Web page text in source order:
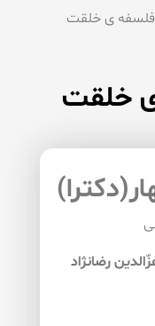
ی خلقت
خلقت
رضانژاد